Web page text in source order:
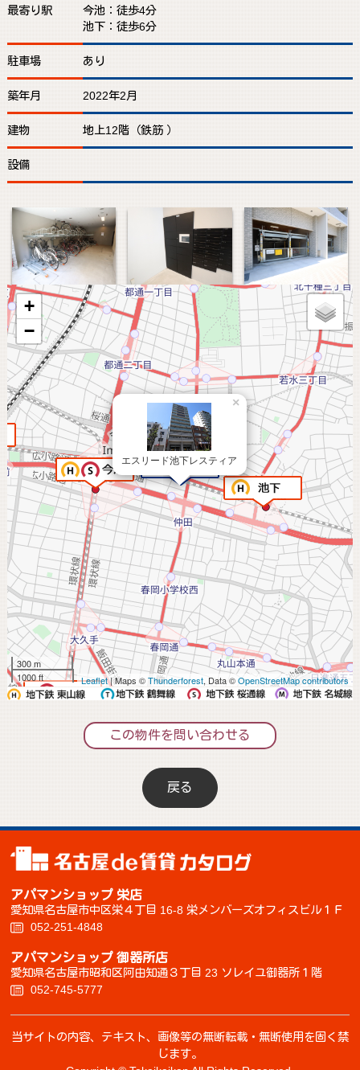
最寄り駅
今池：徒歩4分
池下：徒歩6分
駐車場 あり
築年月 2022年2月
建物 地上12階（鉄筋 ）
設備
エスリード池下レスティア
×
+
−
300 m
1000 ft
Leaflet| Maps ©Thunderforest, Data ©OpenStreetMap contributors
この物件を問い合わせる
戻る
アパマンショップ 栄店
愛知県名古屋市中区栄４丁目 16-8 栄メンバーズオフィスビル１Ｆ
052-251-4848
アパマンショップ 御器所店
愛知県名古屋市昭和区阿由知通３丁目 23 ソレイユ御器所１階
052-745-5777
当サイトの内容、テキスト、画像等の無断転載・無断使用を固く禁
じます。